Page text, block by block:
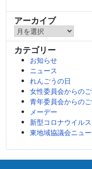
アーカイブ
ア
ー
カ
カテゴリー
お知らせ
ニュース
れんごうの日
女性委員会からの
青年委員会からの
メーデー
新型コロナウイル
東地域協議会ニュ